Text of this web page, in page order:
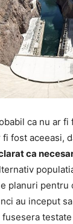
ca nu ar
fost aceeasi,
ca
planuri pentru
au inceput